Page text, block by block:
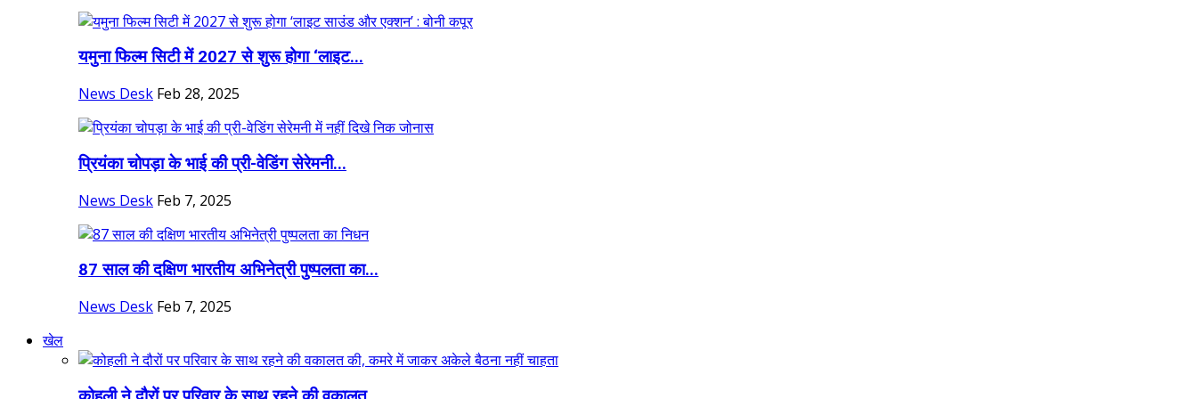
यमुना फिल्म सिटी में 2027 से शुरू होगा ‘लाइट...
News Desk Feb 28, 2025
प्रियंका चोपड़ा के भाई की प्री-वेडिंग सेरेमनी...
News Desk Feb 7, 2025
87 साल की दक्षिण भारतीय अभिनेत्री पुष्पलता का...
News Desk Feb 7, 2025
खेल